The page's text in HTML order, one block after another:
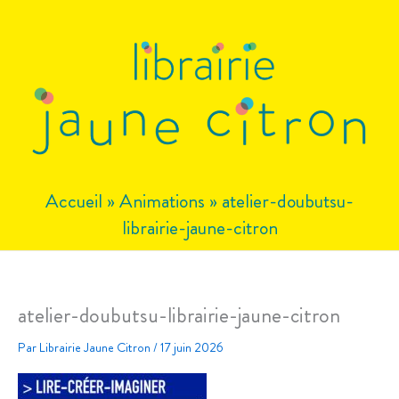
Accueil »Animations » atelier-doubutsu-
librairie-jaune-citron
atelier-doubutsu-librairie-jaune-citron
ParLibrairie Jaune Citron/17 juin 2026